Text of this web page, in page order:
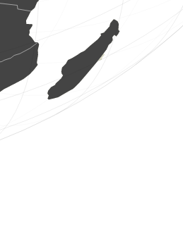
1 oiseau (6 août 2026 20:49:50)
www.ornitho.at
1 oiseau
www.ornitho.at
2 oiseaux (6 août 2026 20:49:49)
www.ornitho.at
1 oiseau (6 août 2026 20:49:46)
www.ornitho.de
1 papillon de nuit (6 août 2026 20:49:41)
www.faune-france.org
(6 août 2026 20:49:41)
www.ornitho.de